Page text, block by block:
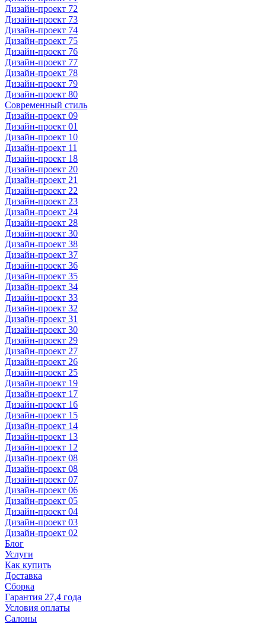
Дизайн-проект 72
Дизайн-проект 73
Дизайн-проект 74
Дизайн-проект 75
Дизайн-проект 76
Дизайн-проект 77
Дизайн-проект 78
Дизайн-проект 79
Дизайн-проект 80
Современный стиль
Дизайн-проект 09
Дизайн-проект 01
Дизайн-проект 10
Дизайн-проект 11
Дизайн-проект 18
Дизайн-проект 20
Дизайн-проект 21
Дизайн-проект 22
Дизайн-проект 23
Дизайн-проект 24
Дизайн-проект 28
Дизайн-проект 30
Дизайн-проект 38
Дизайн-проект 37
Дизайн-проект 36
Дизайн-проект 35
Дизайн-проект 34
Дизайн-проект 33
Дизайн-проект 32
Дизайн-проект 31
Дизайн-проект 30
Дизайн-проект 29
Дизайн-проект 27
Дизайн-проект 26
Дизайн-проект 25
Дизайн-проект 19
Дизайн-проект 17
Дизайн-проект 16
Дизайн-проект 15
Дизайн-проект 14
Дизайн-проект 13
Дизайн-проект 12
Дизайн-проект 08
Дизайн-проект 08
Дизайн-проект 07
Дизайн-проект 06
Дизайн-проект 05
Дизайн-проект 04
Дизайн-проект 03
Дизайн-проект 02
Блог
Услуги
Как купить
Доставка
Сборка
Гарантия 27,4 года
Условия оплаты
Салоны